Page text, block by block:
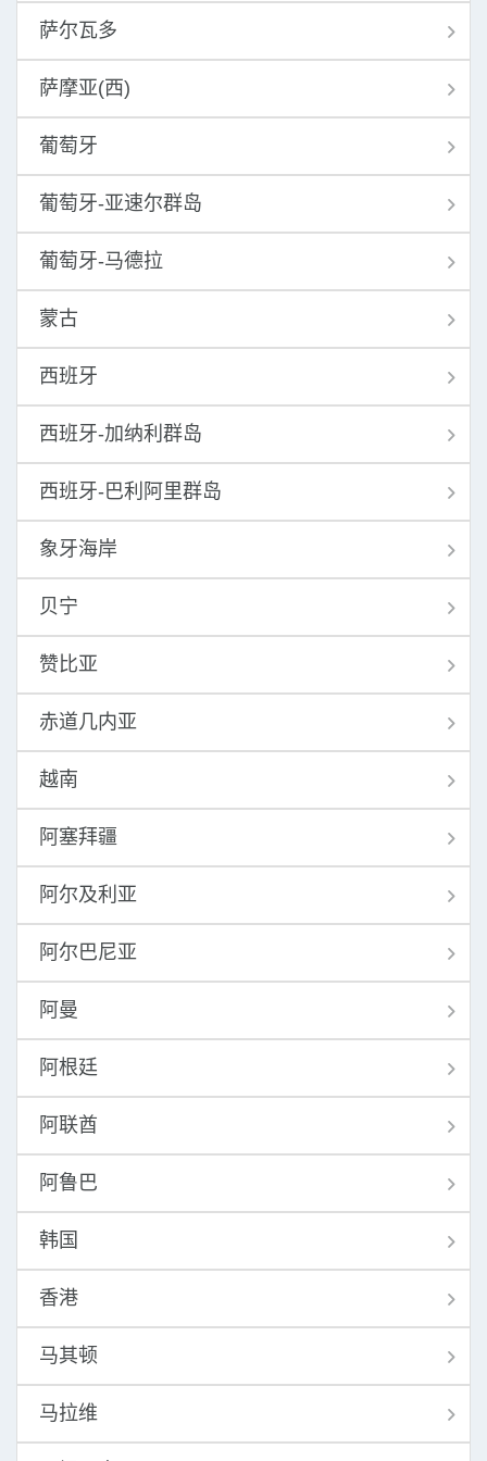
萨尔瓦多
萨摩亚(西)
葡萄牙
葡萄牙-亚速尔群岛
葡萄牙-马德拉
蒙古
西班牙
西班牙-加纳利群岛
西班牙-巴利阿里群岛
象牙海岸
贝宁
赞比亚
赤道几内亚
越南
阿塞拜疆
阿尔及利亚
阿尔巴尼亚
阿曼
阿根廷
阿联酋
阿鲁巴
韩国
香港
马其顿
马拉维